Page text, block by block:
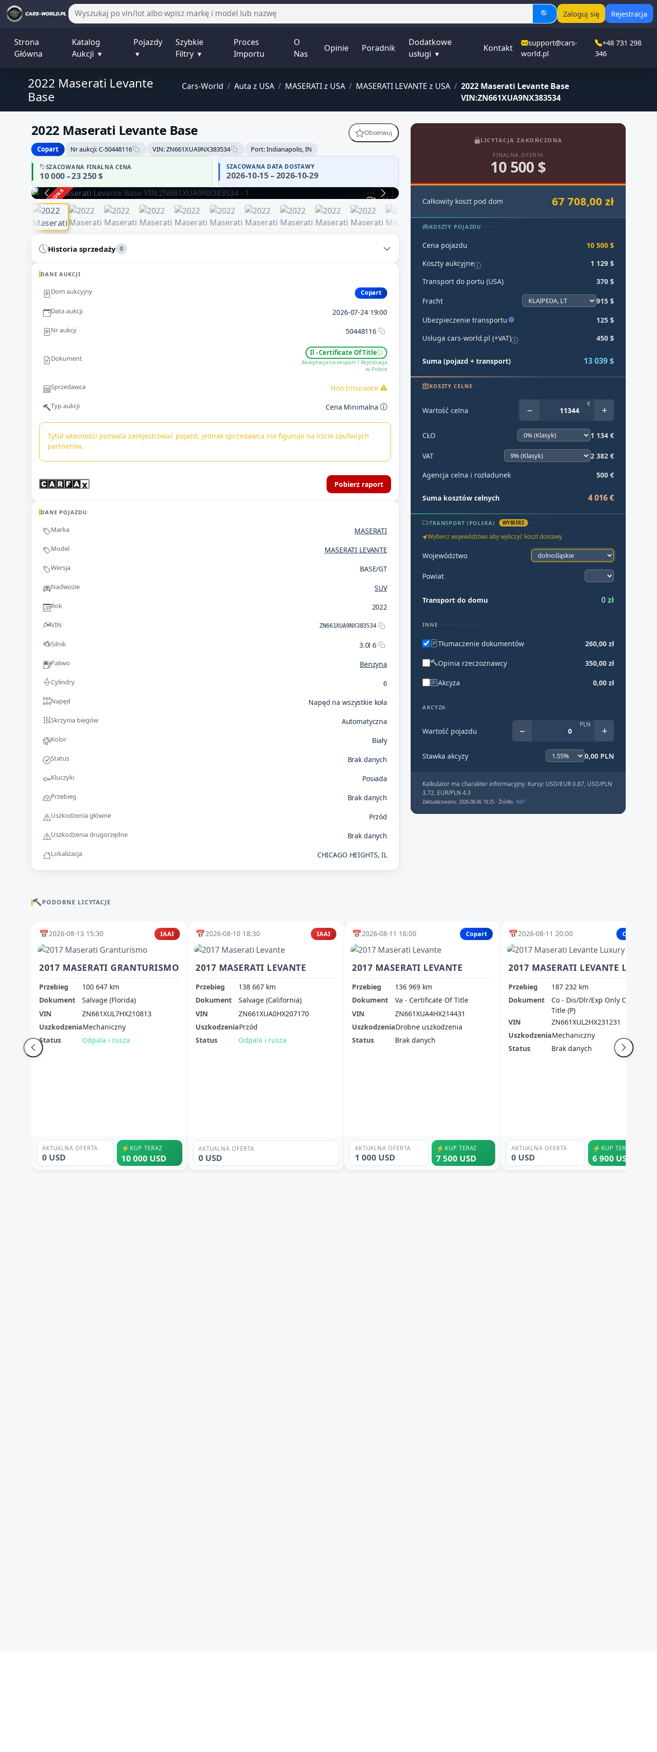
🔍 Zaloguj się Rejestracja
Strona
Główna
Katalog
Aukcji ▾
Pojazdy
▾
Szybkie
Filtry ▾
Proces
Importu
O
Nas
Opinie Poradnik
Dodatkowe
usługi ▾
Kontakt
support@cars-
world.pl
+48 731 298
346
Cars-World / Auta z USA / MASERATI z USA / MASERATI LEVANTE z USA / 2022 Maserati Levante Base
VIN:ZN661XUA9NX383534
2022 Maserati Levante
Base
2022 Maserati Levante Base
Obserwuj
Copart
Nr aukcji: C-50448116 VIN: ZN661XUA9NX383534 Port: Indianapolis, IN
SZACOWANA FINALNA CENA
10 000 – 23 250 $
SZACOWANA DATA DOSTAWY
2026-10-15 – 2026-10-29
ZAKOŃCZONA
Sprzedawca bez potwierdzonej wiarygodności — część
Zachowaj ostrożność i dokładnie zweryfikuj historię pojazdu.
1 / 14
Historia sprzedaży 0
DANE AUKCJI
Dom aukcyjny Copart
Data aukcji 2026-07-24 19:00
Nr aukcji 50448116
Dokument
Il - Certificate Of Title
Akceptacja na eksport / Rejestracja
w Polsce
Sprzedawca Non Insurance
Typ aukcji Cena Minimalna
Tytuł własności pozwala zarejestrować pojazd, jednak sprzedawca nie figuruje na liście zaufanych
partnerów.
Pobierz raport
DANE POJAZDU
Marka MASERATI
Model MASERATI LEVANTE
Wersja BASE/GT
Nadwozie SUV
Rok 2022
VIN ZN661XUA9NX383534
Silnik 3.0l 6
Paliwo Benzyna
Cylindry 6
Napęd Napęd na wszystkie koła
Skrzynia biegów Automatyczna
Kolor Biały
Status Brak danych
Kluczyki Posiada
Przebieg Brak danych
Uszkodzenia główne Przód
Uszkodzenia drugorzędne Brak danych
Lokalizacja CHICAGO HEIGHTS, IL
LICYTACJA ZAKOŃCZONA
FINALNA OFERTA
10 500 $
Całkowity koszt pod dom 67 708,00 zł
KOSZTY POJAZDU
Cena pojazdu
10 500 $
Koszty aukcyjne
1 129 $
Transport do portu (USA)
370 $
Fracht 915 $
Ubezpieczenie transportu
125 $
Usługa cars-world.pl (+VAT)
450 $
Suma (pojazd + transport) 13 039 $
KOSZTY CELNE
Wartość celna − € +
CŁO 1 134 €
VAT 2 382 €
Agencja celna i rozładunek 500 €
Suma kosztów celnych 4 016 €
TRANSPORT (POLSKA) WYBIERZ
Wybierz województwo aby wyliczyć koszt dostawy
Województwo
Powiat
Transport do domu 0 zł
INNE
Tłumaczenie dokumentów 260,00 zł
Opinia rzeczoznawcy 350,00 zł
Akcyza 0,00 zł
AKCYZA
Wartość pojazdu − PLN +
Stawka akcyzy 0,00 PLN
Kalkulator ma charakter informacyjny. Kursy: USD/EUR 0.87, USD/PLN
3.72, EUR/PLN 4.3
Zaktualizowano: 2026-08-06 18:25 · Źródło: NBP
PODOBNE LICYTACJE
📅2026-08-13 15:30 IAAI
2017 MASERATI GRANTURISMO
Przebieg
100 647 km
Dokument
Salvage (Florida)
VIN
ZN661XUL7HX210813
UszkodzeniaMechaniczny
Status
Odpala i rusza
AKTUALNA OFERTA
0 USD
⚡ KUP TERAZ
10 000 USD
📅2026-08-10 18:30 IAAI
2017 MASERATI LEVANTE
Przebieg
138 667 km
Dokument
Salvage (California)
VIN
ZN661XUA0HX207170
UszkodzeniaPrzód
Status
Odpala i rusza
AKTUALNA OFERTA
0 USD
📅2026-08-11 16:00 Copart
2017 MASERATI LEVANTE
Przebieg
136 969 km
Dokument
Va - Certificate Of Title
VIN
ZN661XUA4HX214431
UszkodzeniaDrobne uszkodzenia
Status
Brak danych
AKTUALNA OFERTA
1 000 USD
⚡ KUP TERAZ
7 500 USD
📅2026-08-11 20:00 Copart
Przebieg
187 232 km
Dokument
Co - Dis/Dlr/Exp Only Clean
Title (P)
VIN
ZN661XUL2HX231231
UszkodzeniaMechaniczny
Status
Brak danych
AKTUALNA OFERTA
0 USD
⚡ KUP TERAZ
6 900 USD